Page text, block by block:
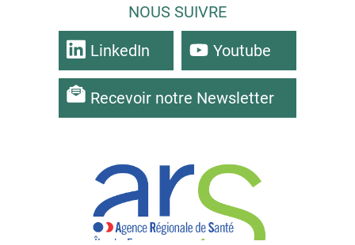
NOUS SUIVRE
LinkedIn Youtube
Recevoir notre Newsletter